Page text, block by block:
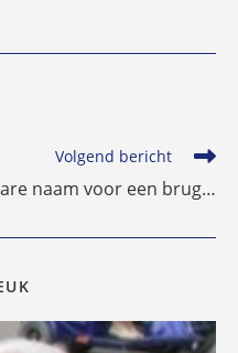
Volgend bericht
naam voor een brug…